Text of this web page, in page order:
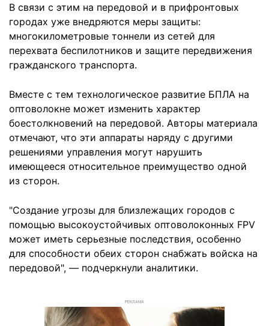
В связи с этим на передовой и в прифронтовых
городах уже внедряются меры защиты:
многокилометровые тоннели из сетей для
перехвата беспилотников и защите передвижения
гражданского транспорта.
Вместе с тем технологическое развитие БПЛА на
оптоволокне может изменить характер
боестолкновений на передовой. Авторы материала
отмечают, что эти аппараты наряду с другими
решениями управления могут нарушить
имеющееся относительное преимущество одной
из сторон.
"Создание угрозы для близлежащих городов с
помощью высокоустойчивых оптоволоконных FPV
может иметь серьезные последствия, особенно
для способности обеих сторон снабжать войска на
передовой", — подчеркнули аналитики.
РЕКЛАМА